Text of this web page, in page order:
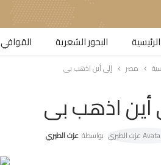
الرئيسية البحور الشعرية​
مصر إلى أين اذهب بى
أين اذهب بى
بواسطة عزت الطيري